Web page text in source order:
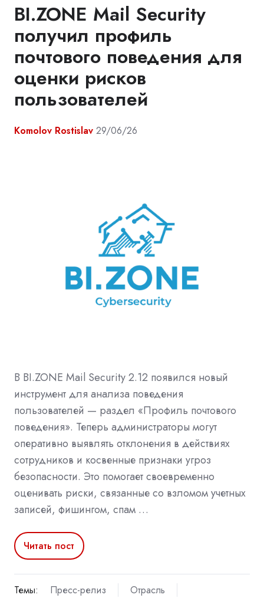
BI.ZONE Mail Security
получил профиль
почтового поведения для
оценки рисков
пользователей
Komolov Rostislav 29/06/26
В BI.ZONE Mail Security 2.12 появился новый
инструмент для анализа поведения
пользователей — раздел «Профиль почтового
поведения». Теперь администраторы могут
оперативно выявлять отклонения в действиях
сотрудников и косвенные признаки угроз
безопасности. Это помогает своевременно
оценивать риски, связанные со взломом учетных
записей, фишингом, спам …
Читать пост
Темы: Пресс-релиз
Отрасль